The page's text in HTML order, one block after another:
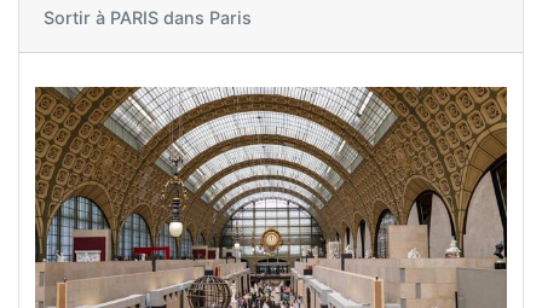
Sortir à PARIS dans Paris